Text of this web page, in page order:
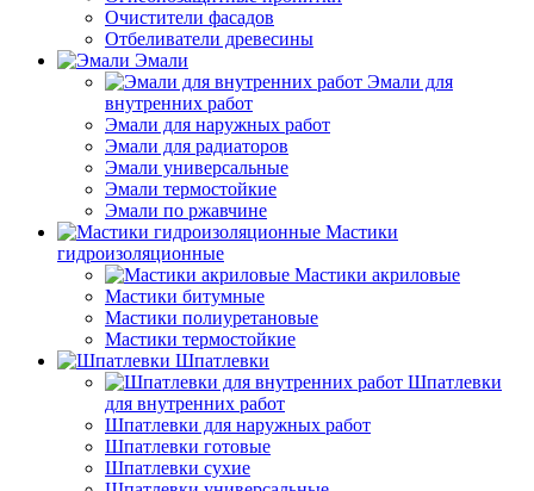
Очистители фасадов
Отбеливатели древесины
Эмали
Эмали для
внутренних работ
Эмали для наружных работ
Эмали для радиаторов
Эмали универсальные
Эмали термостойкие
Эмали по ржавчине
Мастики
гидроизоляционные
Мастики акриловые
Мастики битумные
Мастики полиуретановые
Мастики термостойкие
Шпатлевки
Шпатлевки
для внутренних работ
Шпатлевки для наружных работ
Шпатлевки готовые
Шпатлевки сухие